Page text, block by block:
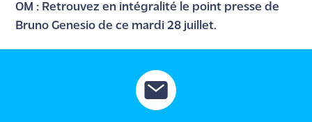
Archives
OM : Retrouvez en intégralité le point presse de
Bruno Genesio de ce mardi 28 juillet.